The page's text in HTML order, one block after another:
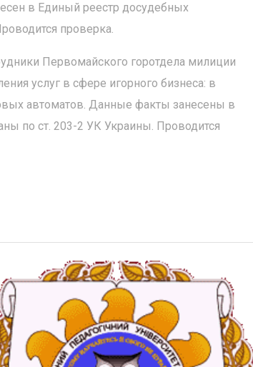
в Единый реестр досудебных
проверка.
Первомайского горотдела милиции
услуг в сфере игорного бизнеса: в
автоматов. Данные факты занесены в
по ст. 203-2 УК Украины. Проводится